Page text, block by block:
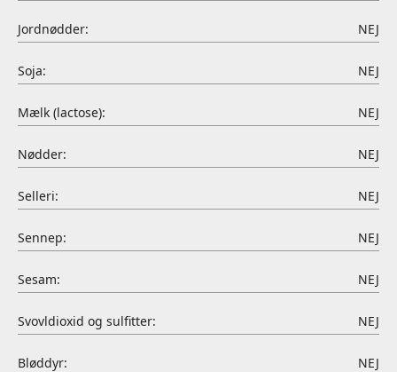
Jordnødder: NEJ
Soja: NEJ
Mælk (lactose): NEJ
Nødder: NEJ
Selleri: NEJ
Sennep: NEJ
Sesam: NEJ
Svovldioxid og sulfitter: NEJ
Bløddyr: NEJ